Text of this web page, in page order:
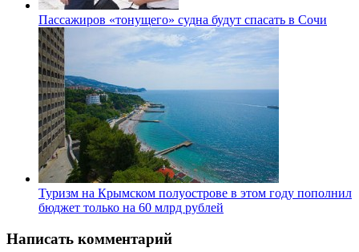
Пассажиров «тонущего» судна будут спасать в Сочи
Туризм на Крымском полуострове в этом году пополнил
бюджет только на 60 млрд рублей
Написать комментарий